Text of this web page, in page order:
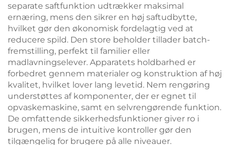
separate saftfunktion udtrækker maksimal
ernæring, mens den sikrer en høj saftudbytte,
hvilket gør den økonomisk fordelagtig ved at
reducere spild. Den store beholder tillader batch-
fremstilling, perfekt til familier eller
madlavningselever. Apparatets holdbarhed er
forbedret gennem materialer og konstruktion af høj
kvalitet, hvilket lover lang levetid. Nem rengøring
understøttes af komponenter, der er egnet til
opvaskemaskine, samt en selvrengørende funktion.
De omfattende sikkerhedsfunktioner giver ro i
brugen, mens de intuitive kontroller gør den
tilgængelig for brugere på alle niveauer.